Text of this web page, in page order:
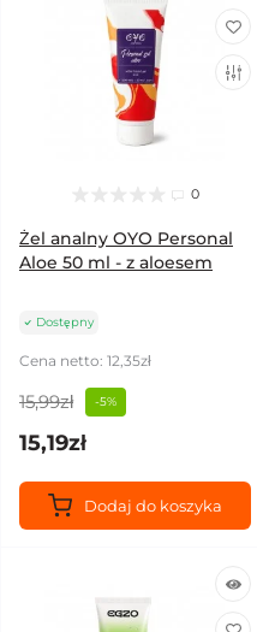
0
Żel analny OYO Personal
Aloe 50 ml - z aloesem
Dostępny
Cena netto: 12,35zł
15,99zł -5%
15,19zł
Dodaj do koszyka